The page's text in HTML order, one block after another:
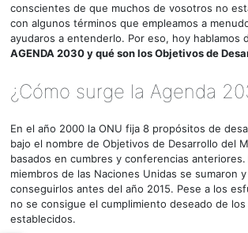
conscientes de que muchos de vosotros no
con algunos términos que empleamos a
ayudaros a entenderlo. Por eso, hoy hablamos
AGENDA 2030 y qué son los Objetivos de
¿Cómo surge la Agenda
En el año 2000 la ONU fija 8 propósitos de
bajo el nombre de Objetivos de Desarrollo del
basados en cumbres y conferencias anteriores.
miembros de las Naciones Unidas se sumaron
conseguirlos antes del año 2015. Pese a los
no se consigue el cumplimiento deseado de
establecidos.